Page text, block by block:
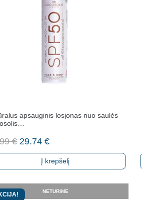
apsauginis losjonas nuo saulės
€ Original
price
29.74 €Current
price
is:
Į krepšelį
NETURIME